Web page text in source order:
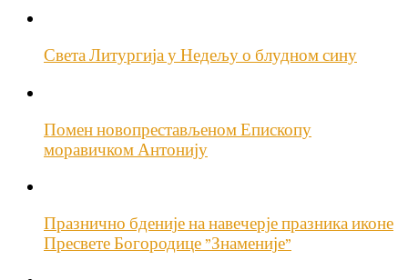
Света Литургија у Недељу о блудном сину
Помен новопрестављеном Епископу
моравичком Антонију
Празнично бденије на навечерје празника иконе
Пресвете Богородице ”Знаменије”